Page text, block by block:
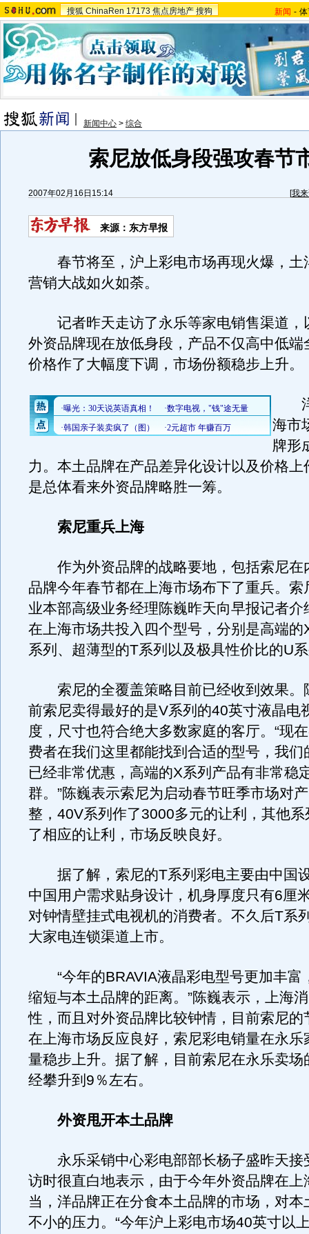
搜狐 ChinaRen 17173 焦点房地产 搜狗 新闻 -
新闻中心 > 综合
索尼放低身段强攻春节
2007年02月16日15:14 [我
来源：东方早报
春节将至，沪上彩电市场再现火爆，土
营销大战如火如荼。
记者昨天走访了永乐等家电销售渠道，
外资品牌现在放低身段，产品不仅高中低端
价格作了大幅度下调，市场份额稳步上升。
洋
海市
牌形
力。本土品牌在产品差异化设计以及价格上
是总体看来外资品牌略胜一筹。
索尼重兵上海
作为外资品牌的战略要地，包括索尼在
品牌今年春节都在上海市场布下了重兵。索
业本部高级业务经理陈巍昨天向早报记者介
在上海市场共投入四个型号，分别是高端的
系列、超薄型的T系列以及极具性价比的U
索尼的全覆盖策略目前已经收到效果。
前索尼卖得最好的是V系列的40英寸液晶电
度，尺寸也符合绝大多数家庭的客厅。“现
费者在我们这里都能找到合适的型号，我们
已经非常优惠，高端的X系列产品有非常稳
群。”陈巍表示索尼为启动春节旺季市场对
整，40V系列作了3000多元的让利，其他
了相应的让利，市场反映良好。
据了解，索尼的T系列彩电主要由中国
中国用户需求贴身设计，机身厚度只有6厘
对钟情壁挂式电视机的消费者。不久后T系
大家电连锁渠道上市。
“今年的BRAVIA液晶彩电型号更加丰富
缩短与本土品牌的距离。”陈巍表示，上海
性，而且对外资品牌比较钟情，目前索尼的
在上海市场反应良好，索尼彩电销量在永乐
量稳步上升。据了解，目前索尼在永乐卖场
经攀升到9％左右。
外资甩开本土品牌
永乐采销中心彩电部部长杨子盛昨天接
访时很直白地表示，由于今年外资品牌在上
当，洋品牌正在分食本土品牌的市场，对本
不小的压力。“今年沪上彩电市场40英寸以